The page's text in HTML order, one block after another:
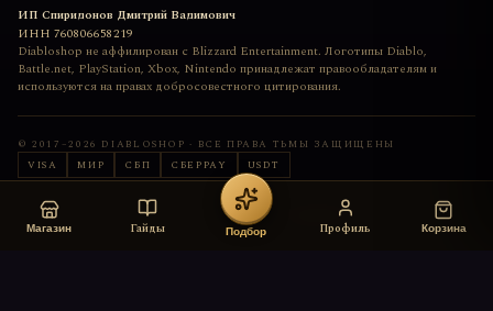
ИП Спиридонов Дмитрий Вадимович
ИНН 760806658219
Diabloshop не аффилирован с Blizzard Entertainment. Логотипы Diablo,
Battle.net, PlayStation, Xbox, Nintendo принадлежат правообладателям и
используются на правах добросовестного цитирования.
© 2017–2026 DIABLOSHOP · ВСЕ ПРАВА ТЬМЫ ЗАЩИЩЕНЫ
VISA
МИР СБП СБЕРPAY USDT
Сайт сделан с любовью deemkend
Магазин Гайды Подбор Профиль Корзина